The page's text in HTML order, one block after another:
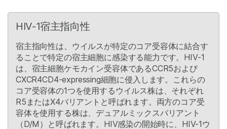
HIV-1宿主指向性
宿主指向性は、ウイルスが特定のコア受容体に結合す
ることで特定の宿主細胞に感染する能力です。HIV-1
は、宿主細胞ケモカイン受容体であるCCR5および
CXCR4CD4-expressing細胞に侵入します。これらの
コア受容体の1つを使用するウイルス株は、それぞれ
R5またはX4バリアントと呼ばれます。両方のコア受
容体を使用する株は、デュアルミックスバリアント
（D/M）と呼ばれます。HIV感染の開始時に、HIV-1ウ